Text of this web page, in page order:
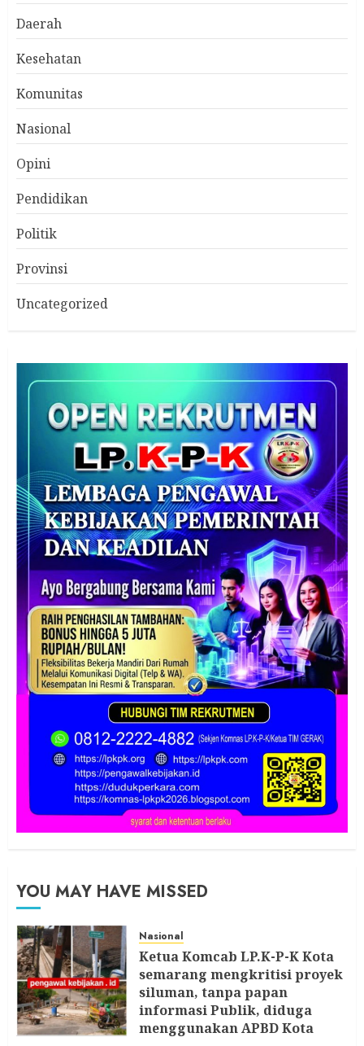
Daerah
Kesehatan
Komunitas
Nasional
Opini
Pendidikan
Politik
Provinsi
Uncategorized
YOU MAY HAVE MISSED
Nasional
Ketua Komcab LP.K-P-K Kota
semarang mengkritisi proyek
siluman, tanpa papan
informasi Publik, diduga
menggunakan APBD Kota